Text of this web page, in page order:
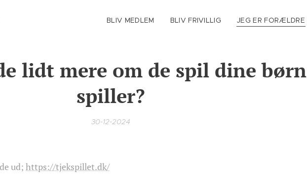
BLIV MEDLEM BLIV FRIVILLIG JEG ER FORÆLDRE
lidt mere om de spil dine børn
spiller?
30-12-2024
ud; https://tjekspillet.dk/